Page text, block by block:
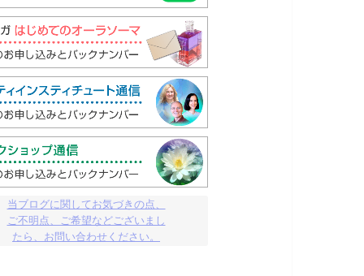
当ブログに関してお気づきの点、
ご不明点、ご希望などございまし
たら、お問い合わせください。